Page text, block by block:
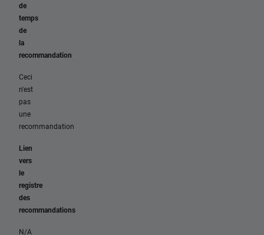
de
temps
de
la
recommandation
Ceci
n'est
pas
une
recommandation
Lien
vers
le
registre
des
recommandations
N/A